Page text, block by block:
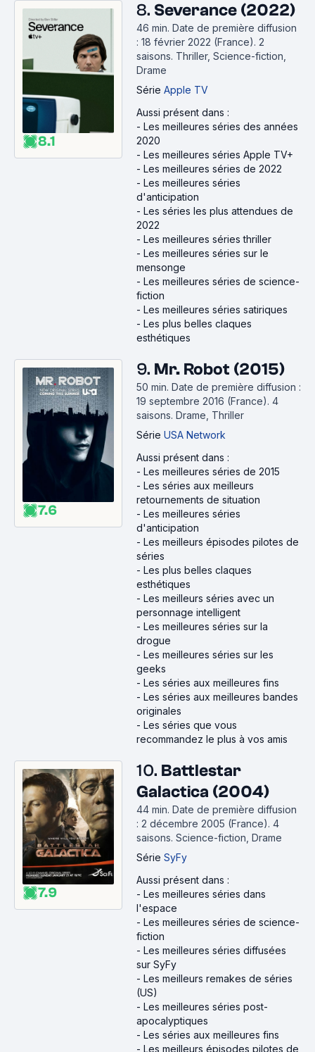
8.1
8. Severance (2022)
46 min. Date de première diffusion
: 18 février 2022 (France). 2
saisons. Thriller, Science-fiction,
Drame
Série Apple TV
Aussi présent dans :
- Les meilleures séries des années
2020
- Les meilleures séries Apple TV+
- Les meilleures séries de 2022
- Les meilleures séries
d'anticipation
- Les séries les plus attendues de
2022
- Les meilleures séries thriller
- Les meilleures séries sur le
mensonge
- Les meilleures séries de science-
fiction
- Les meilleures séries satiriques
- Les plus belles claques
esthétiques
7.6
9. Mr. Robot (2015)
50 min. Date de première diffusion :
19 septembre 2016 (France). 4
saisons. Drame, Thriller
Série USA Network
Aussi présent dans :
- Les meilleures séries de 2015
- Les séries aux meilleurs
retournements de situation
- Les meilleures séries
d'anticipation
- Les meilleurs épisodes pilotes de
séries
- Les plus belles claques
esthétiques
- Les meilleurs séries avec un
personnage intelligent
- Les meilleures séries sur la
drogue
- Les meilleures séries sur les
geeks
- Les séries aux meilleures fins
- Les séries aux meilleures bandes
originales
- Les séries que vous
recommandez le plus à vos amis
7.9
10. Battlestar
Galactica (2004)
44 min. Date de première diffusion
: 2 décembre 2005 (France). 4
saisons. Science-fiction, Drame
Série SyFy
Aussi présent dans :
- Les meilleures séries dans
l'espace
- Les meilleures séries de science-
fiction
- Les meilleures séries diffusées
sur SyFy
- Les meilleurs remakes de séries
(US)
- Les meilleures séries post-
apocalyptiques
- Les séries aux meilleures fins
- Les meilleurs épisodes pilotes de